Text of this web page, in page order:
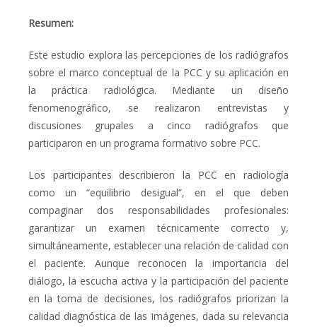
Resumen:
Este estudio explora las percepciones de los radiógrafos
sobre el marco conceptual de la PCC y su aplicación en
la práctica radiológica. Mediante un diseño
fenomenográfico, se realizaron entrevistas y
discusiones grupales a cinco radiógrafos que
participaron en un programa formativo sobre PCC.
Los participantes describieron la PCC en radiología
como un “equilibrio desigual”, en el que deben
compaginar dos responsabilidades profesionales:
garantizar un examen técnicamente correcto
y,
simultáneamente, establecer una relación de calidad con
el paciente. Aunque reconocen la importancia del
diálogo, la escucha activa y la participación del paciente
en la toma de decisiones, los radiógrafos priorizan la
calidad diagnóstica de las imágenes, dada su relevancia